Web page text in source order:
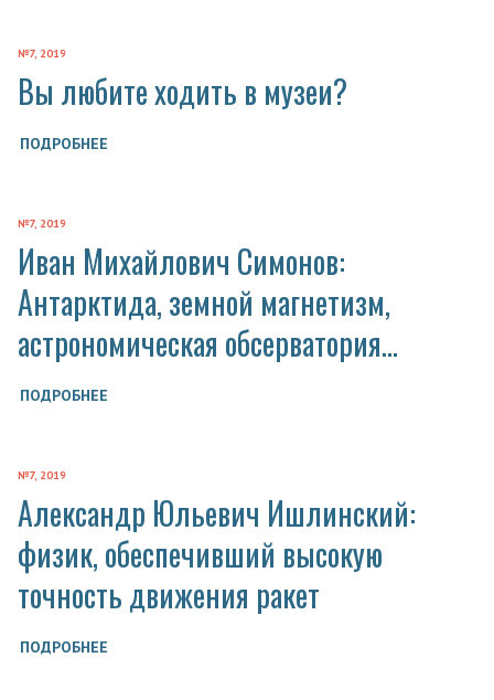
№7, 2019
Вы любите ходить в музеи?
ПОДРОБНЕЕ
№7, 2019
Иван Михайлович Симонов:
Антарктида, земной магнетизм,
астрономическая обсерватория…
ПОДРОБНЕЕ
№7, 2019
Александр Юльевич Ишлинский:
физик, обеспечивший высокую
точность движения ракет
ПОДРОБНЕЕ